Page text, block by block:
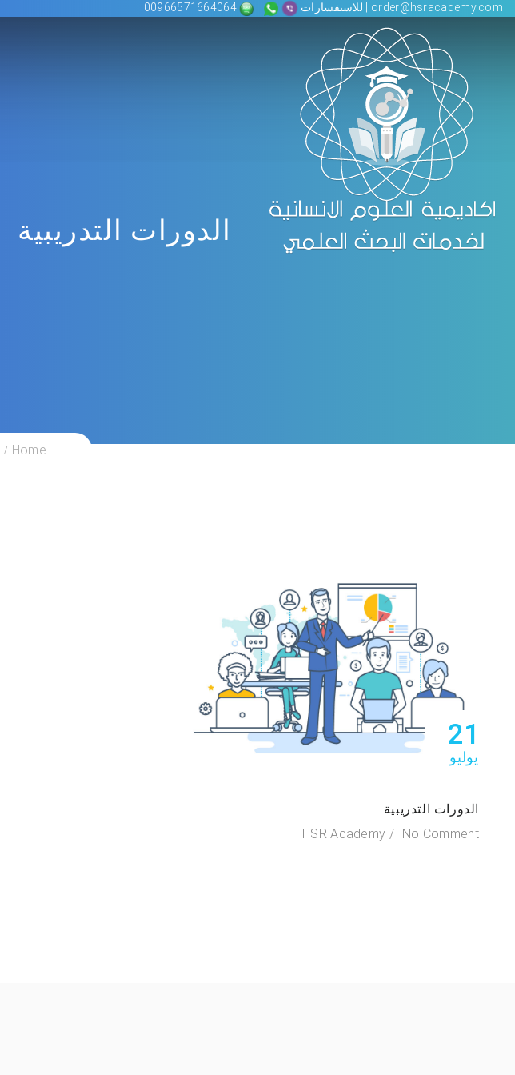
order@hsracademy.com | للاستفسارات 00966571664064
الدورات التدريبية
Home
21
يوليو
الدورات التدريبية
HSR Academy
No Comment